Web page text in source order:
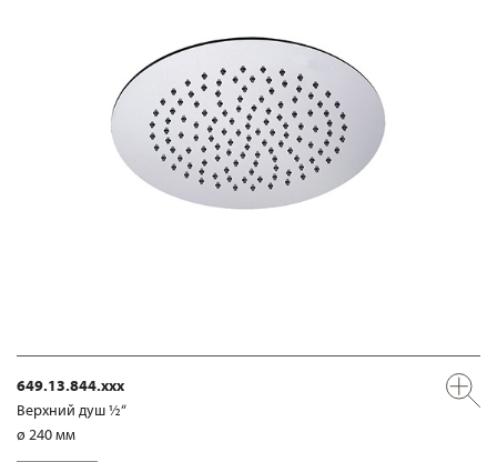
649.13.844.xxx
Верхний душ ½“
ø 240 мм